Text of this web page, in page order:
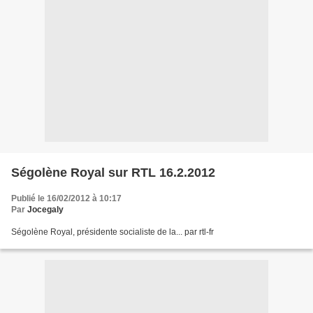
Ségolène Royal sur RTL 16.2.2012
Publié le 16/02/2012 à 10:17
Par Jocegaly
Ségolène Royal, présidente socialiste de la... par rtl-fr